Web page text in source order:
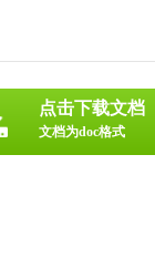
点击下载文档
文档为doc格式